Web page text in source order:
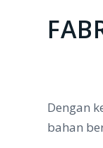
Dengan
bahan